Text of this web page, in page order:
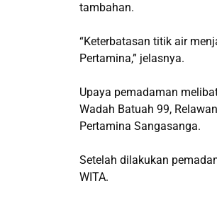
tambahan.
“Keterbatasan titik air
Pertamina,” jelasnya.
Upaya pemadaman
Wadah Batuah 99,
Pertamina Sangasanga.
Setelah dilakukan
WITA.